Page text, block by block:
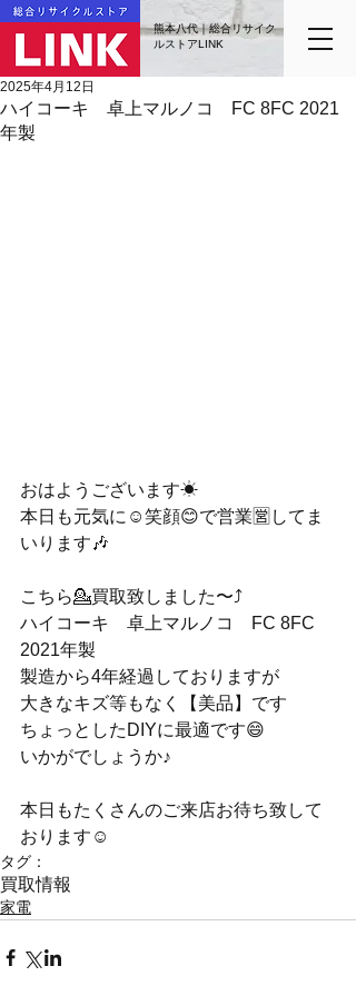
熊本八代｜総合リサイク
ルストアLINK
ハイコーキ 卓上マルノコ FC 8FC 2021
年製
2025年4月12日
おはようございます☀
本日も元気に☺️笑顔😊で営業🈺してま
いります🎶
こちら💁買取致しました〜⤴️
ハイコーキ　卓上マルノコ　FC 8FC
2021年製
製造から4年経過しておりますが
大きなキズ等もなく【美品】です
ちょっとしたDIYに最適です😄
いかがでしょうか♪
本日もたくさんのご来店お待ち致して
おります☺️
タグ：
買取情報
家電